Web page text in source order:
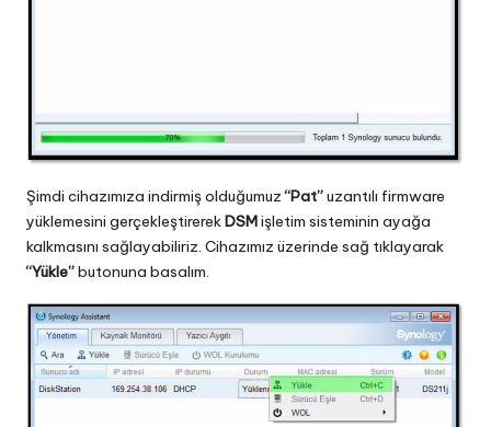
Şimdi cihazımıza indirmiş olduğumuz“Pat”uzantılı firmware
yüklemesini gerçekleştirerekDSMişletim sisteminin ayağa
kalkmasını sağlayabiliriz. Cihazımız üzerinde sağ tıklayarak
“Yükle”butonuna basalım.